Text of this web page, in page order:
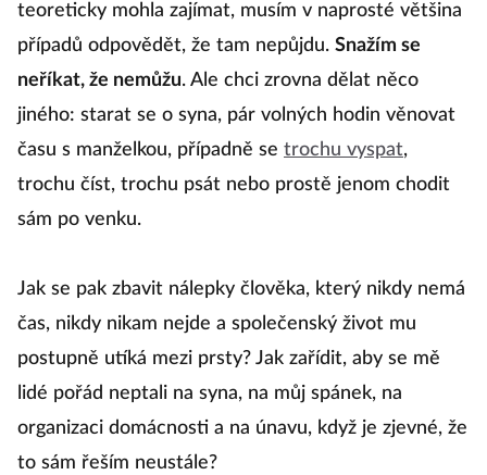
teoreticky mohla zajímat, musím v naprosté většina
případů odpovědět, že tam nepůjdu. Snažím se
neříkat, že nemůžu. Ale chci zrovna dělat něco
jiného: starat se o syna, pár volných hodin věnovat
času s manželkou, případně se trochu vyspat,
trochu číst, trochu psát nebo prostě jenom chodit
sám po venku.
Jak se pak zbavit nálepky člověka, který nikdy nemá
čas, nikdy nikam nejde a společenský život mu
postupně utíká mezi prsty? Jak zařídit, aby se mě
lidé pořád neptali na syna, na můj spánek, na
organizaci domácnosti a na únavu, když je zjevné, že
to sám řeším neustále?